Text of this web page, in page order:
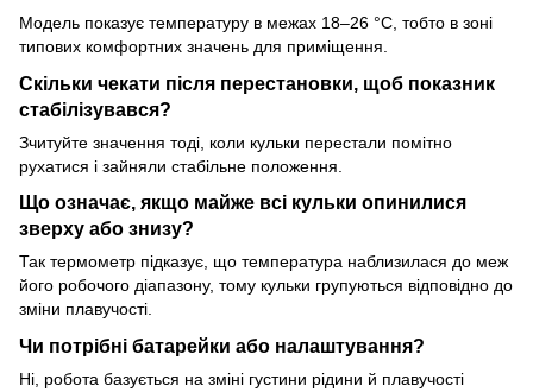
Модель показує температуру в межах 18–26 °C, тобто в зоні
типових комфортних значень для приміщення.
Скільки чекати після перестановки, щоб показник
стабілізувався?
Зчитуйте значення тоді, коли кульки перестали помітно
рухатися і зайняли стабільне положення.
Що означає, якщо майже всі кульки опинилися
зверху або знизу?
Так термометр підказує, що температура наблизилася до меж
його робочого діапазону, тому кульки групуються відповідно до
зміни плавучості.
Чи потрібні батарейки або налаштування?
Ні, робота базується на зміні густини рідини й плавучості